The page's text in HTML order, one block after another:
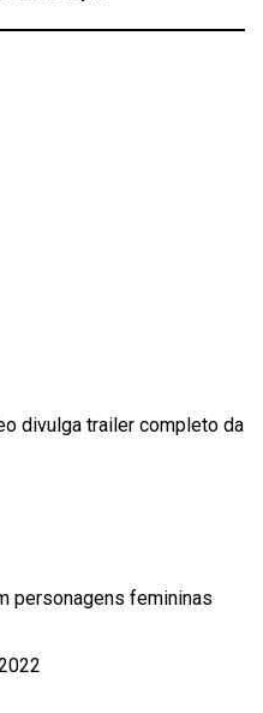
divulga trailer completo da
personagens femininas